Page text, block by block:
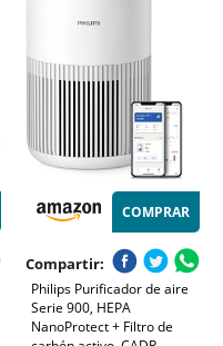
COMPRAR
Compartir:
Philips Purificador de aire
Serie 900, HEPA
NanoProtect + Filtro de